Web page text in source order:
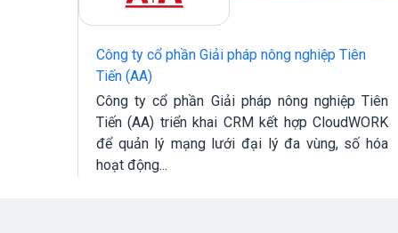
Công ty cổ phần Giải pháp nông nghiệp Tiên
Tiến (AA)
Công ty cổ phần Giải pháp nông nghiệp Tiên
Tiến (AA) triển khai CRM kết hợp CloudWORK
để quản lý mạng lưới đại lý đa vùng, số hóa
hoạt động...